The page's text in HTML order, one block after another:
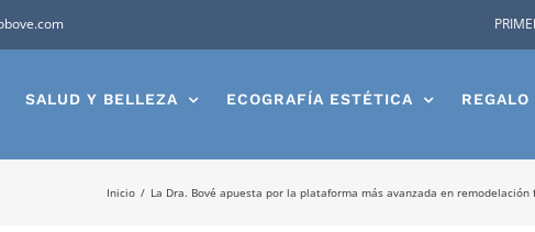
SALUD Y BELLEZA ECOGRAFÍA ESTÉTICA REGALO
Inicio La Dra. Bové apuesta por la plataforma más avanzada en remodelación